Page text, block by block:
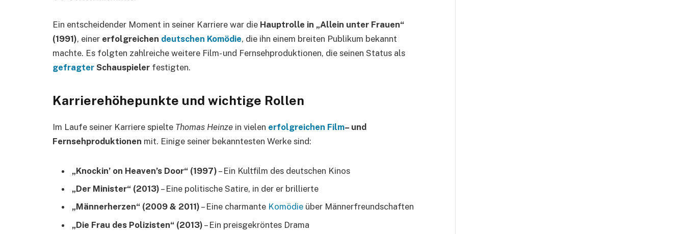
Ein entscheidender Moment in seiner Karriere war die Hauptrolle in „Allein unter Frauen“
(1991), einer erfolgreichen deutschen Komödie, die ihn einem breiten Publikum bekannt
machte. Es folgten zahlreiche weitere Film- und Fernsehproduktionen, die seinen Status als
gefragter Schauspieler festigten.
Karrierehöhepunkte und wichtige Rollen
Im Laufe seiner Karriere spielte Thomas Heinze in vielen erfolgreichen Film– und
Fernsehproduktionen mit. Einige seiner bekanntesten Werke sind:
„Knockin’ on Heaven’s Door“ (1997) – Ein Kultfilm des deutschen Kinos
„Der Minister“ (2013) – Eine politische Satire, in der er brillierte
„Männerherzen“ (2009 & 2011) – Eine charmante Komödie über Männerfreundschaften
„Die Frau des Polizisten“ (2013) – Ein preisgekröntes Drama